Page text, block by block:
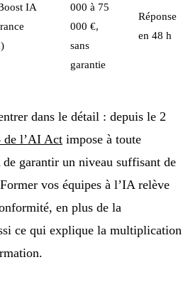
IA
000 à 75
000 €,
sans
garantie
Réponse
en 48 h
dans le détail : depuis le 2
de l’AI Act impose à toute
garantir un niveau suffisant de
vos équipes à l’IA relève
en plus de la
ce qui explique la multiplication